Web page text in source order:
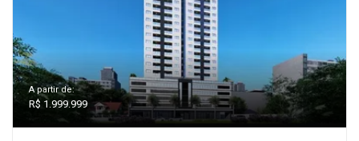
A partir de:
R$ 1.999.999